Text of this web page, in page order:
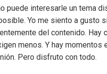
puede interesarle un tema
Yo me siento a gusto
del contenido.
menos. Y hay
Pero disfruto con todo.